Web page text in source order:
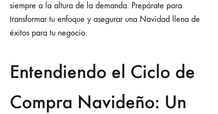
siempre a la altura de la demanda. Prepárate para
transformar tu enfoque y asegurar una Navidad llena de
éxitos para tu negocio.
Entendiendo el Ciclo de
Compra Navideño: Un